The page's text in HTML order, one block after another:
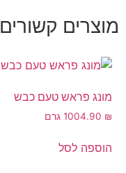
מוצרים קשורים
מונג פראש טעם כבש
4.90 ₪ 100 גרם
הוספה לסל